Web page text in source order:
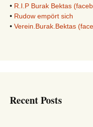
• R.I.P Burak Bektas
• Rudow empört sich
• Verein.Burak.Bektas
Recent Posts